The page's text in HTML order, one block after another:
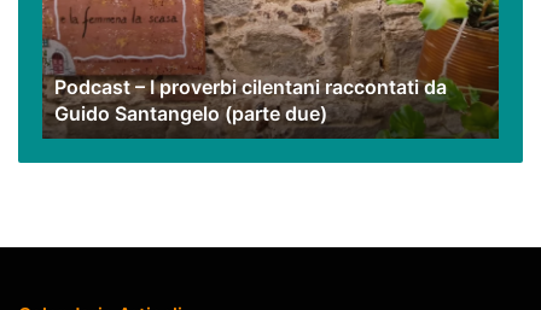
raccontati
da
Guido
Santangelo
(parte
due)
Podcast – I proverbi cilentani raccontati da
Guido Santangelo (parte due)